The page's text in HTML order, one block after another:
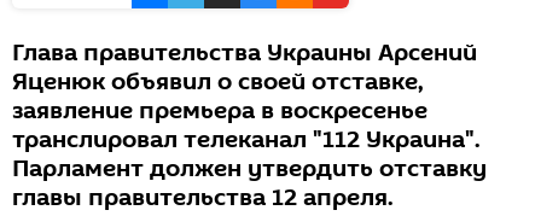
Глава правительства Украины Арсений
Яценюк объявил о своей отставке,
заявление премьера в воскресенье
транслировал телеканал "112 Украина".
Парламент должен утвердить отставку
главы правительства 12 апреля.